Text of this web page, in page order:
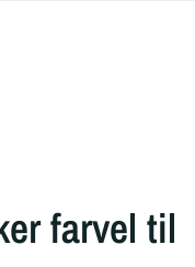
farvel til